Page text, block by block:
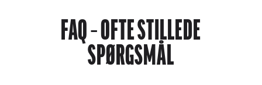
FAQ – OFTE STILLEDE
SPØRGSMÅL